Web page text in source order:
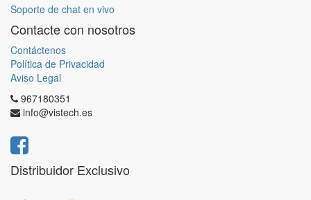
Soporte de chat en vivo
Contacte con nosotros
Contáctenos
Política de Privacidad
Aviso Legal
967180351
info@vistech.es
Distribuidor Exclusivo